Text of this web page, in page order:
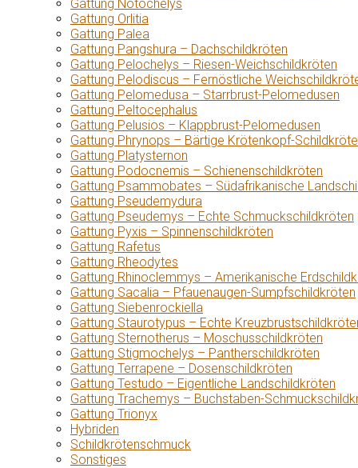
Gattung Notochelys
Gattung Orlitia
Gattung Palea
Gattung Pangshura – Dachschildkröten
Gattung Pelochelys – Riesen-Weichschildkröten
Gattung Pelodiscus – Fernöstliche
Gattung Pelomedusa – Starrbrust-Pelomedusen
Gattung Peltocephalus
Gattung Pelusios – Klappbrust-Pelomedusen
Gattung Phrynops – Bärtige Krötenkopf-
Gattung Platysternon
Gattung Podocnemis – Schienenschildkröten
Gattung Psammobates – Südafrikanische
Gattung Pseudemydura
Gattung Pseudemys – Echte Schmuckschildkröten
Gattung Pyxis – Spinnenschildkröten
Gattung Rafetus
Gattung Rheodytes
Gattung Rhinoclemmys – Amerikanische
Gattung Sacalia – Pfauenaugen-Sumpfschildkröten
Gattung Siebenrockiella
Gattung Staurotypus – Echte
Gattung Sternotherus – Moschusschildkröten
Gattung Stigmochelys – Pantherschildkröten
Gattung Terrapene – Dosenschildkröten
Gattung Testudo – Eigentliche Landschildkröten
Gattung Trachemys – Buchstaben-
Gattung Trionyx
Hybriden
Schildkrötenschmuck
Sonstiges